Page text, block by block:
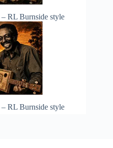
RL Burnside style
RL Burnside style